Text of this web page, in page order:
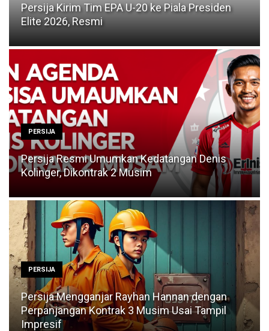
Persija Kirim Tim EPA U-20 ke Piala Presiden
Elite 2026, Resmi
PERSIJA
Persija Resmi Umumkan Kedatangan Denis
Kolinger, Dikontrak 2 Musim
PERSIJA
Persija Mengganjar Rayhan Hannan dengan
Perpanjangan Kontrak 3 Musim Usai Tampil
Impresif